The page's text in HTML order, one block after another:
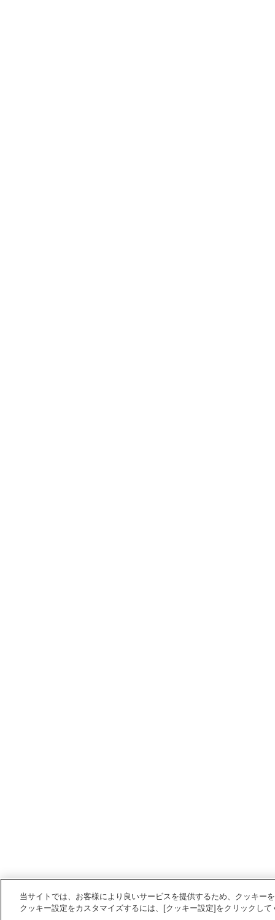
当サイトでは、お客様により良いサービスを提供するため、クッキー
クッキー設定をカスタマイズするには、[クッキー設定]をクリックして